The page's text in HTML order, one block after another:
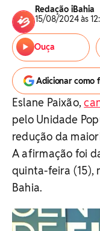
Redação iBahia
15/08/2024 às
Ouça
Adicionar como
Eslane Paixão,
pelo Unidade
redução da
A afirmação foi
quinta-feira (15),
Bahia.